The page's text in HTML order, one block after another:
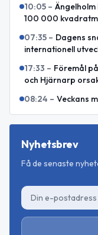
10:05 –
100 000
07:35 – Dagens
internationell
17:33 – Föremål
och Hjärnarp
08:24 – Veckans
Nyhetsbrev
Få de senaste